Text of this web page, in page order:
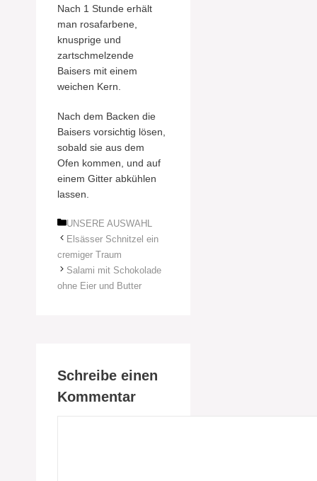
Nach 1 Stunde erhält
man rosafarbene,
knusprige und
zartschmelzende
Baisers mit einem
weichen Kern.
Nach dem Backen die
Baisers vorsichtig lösen,
sobald sie aus dem
Ofen kommen, und auf
einem Gitter abkühlen
lassen.
Kategorien
UNSERE AUSWAHL
Elsässer Schnitzel ein
cremiger Traum
Salami mit Schokolade
ohne Eier und Butter
Schreibe einen
Kommentar